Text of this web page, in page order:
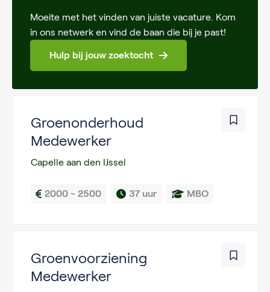
Moeite met het vinden van juiste vacature. Kom
in ons netwerk en vind de baan die bij je past!
Hulp bij jouw zoektocht
Groenonderhoud
Medewerker
Capelle aan den IJssel
2000 - 2500 37 uur MBO
Groenvoorziening
Medewerker